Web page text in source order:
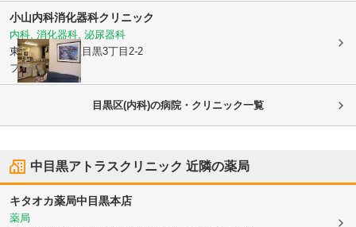
小山内科消化器科クリニック
内科, 消化器科, 泌尿器科
東京都目黒区上目黒3丁目2-2
フジビル2F
目黒区(内科)の病院・クリニック一覧
中目黒アトラスクリニック 近隣の薬局
キタオカ薬局中目黒本店
薬局